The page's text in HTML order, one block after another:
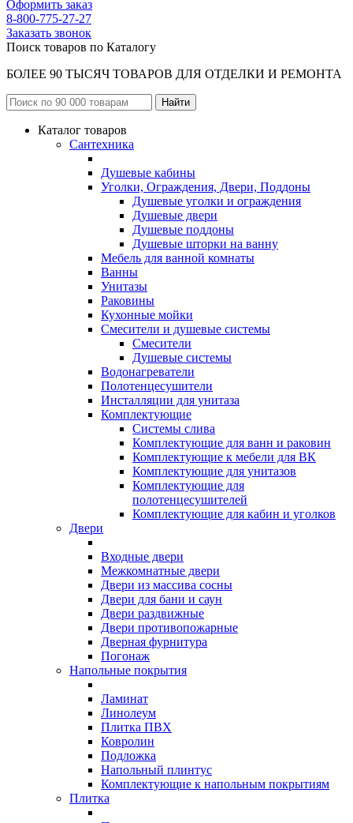
Оформить заказ
8-800-775-27-27
Заказать звонок
Поиск товаров по Каталогу
БОЛЕЕ 90 ТЫСЯЧ ТОВАРОВ ДЛЯ ОТДЕЛКИ И РЕМОНТА
Каталог товаров
Сантехника
Душевые кабины
Уголки, Ограждения, Двери, Поддоны
Душевые уголки и ограждения
Душевые двери
Душевые поддоны
Душевые шторки на ванну
Мебель для ванной комнаты
Ванны
Унитазы
Раковины
Кухонные мойки
Смесители и душевые системы
Смесители
Душевые системы
Водонагреватели
Полотенцесушители
Инсталляции для унитаза
Комплектующие
Системы слива
Комплектующие для ванн и раковин
Комплектующие к мебели для ВК
Комплектующие для унитазов
Комплектующие для
полотенцесушителей
Комплектующие для кабин и уголков
Двери
Входные двери
Межкомнатные двери
Двери из массива сосны
Двери для бани и саун
Двери раздвижные
Двери противопожарные
Дверная фурнитура
Погонаж
Напольные покрытия
Ламинат
Линолеум
Плитка ПВХ
Ковролин
Подложка
Напольный плинтус
Комплектующие к напольным покрытиям
Плитка